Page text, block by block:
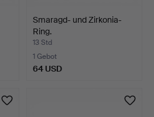
Smaragd- und Zirkonia-
Ring.
13 Std
1 Gebot
64 USD